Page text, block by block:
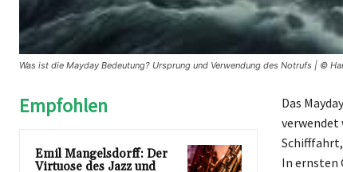
Was ist die Mayday Bedeutung? Ursprung und Verwendung des Notrufs | ©
Empfohlen
Emil Mangelsdorff: Der
Virtuose des Jazz und
Das
verwendet
In ernsten